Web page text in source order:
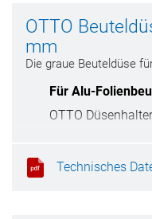
OTTO
mm
Die graue Beuteldüse
Für Alu-
OTTO
Technisches